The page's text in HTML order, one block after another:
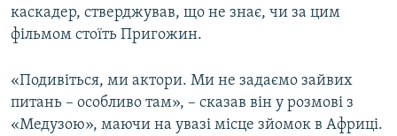
каскадер, стверджував, що не знає, чи за цим
фільмом стоїть Пригожин.
«Подивіться, ми актори. Ми не задаємо зайвих
питань – особливо там», – сказав він у розмові з
«Медузою», маючи на увазі місце зйомок в Африці.